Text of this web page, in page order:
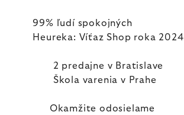
99% ľudí spokojných
Heureka: Víťaz Shop roka 2024
2 predajne v Bratislave
Škola varenia v Prahe
Okamžite odosielame